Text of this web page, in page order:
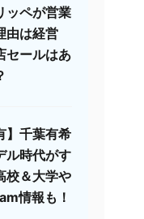
ッペが営業
由は経営
セールはあ
】千葉有希
ル時代がす
校＆大学や
情報も！